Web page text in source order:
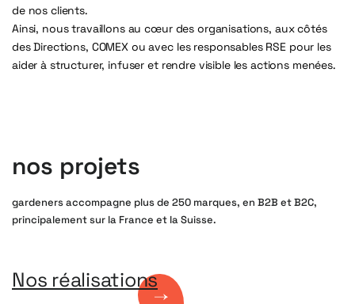
de nos clients.
Ainsi, nous travaillons au cœur des organisations, aux côtés
des Directions, COMEX ou avec les responsables RSE pour les
aider à structurer, infuser et rendre visible les actions menées.
nos projets
gardeners accompagne plus de 250 marques, en B2B et B2C,
principalement sur la France et la Suisse.
Nos réalisations